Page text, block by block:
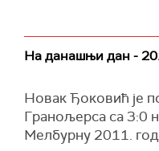
На данашњи дан -
Новак Ђоковић је
Гранољерса са 3:0
Мелбурну 2011.